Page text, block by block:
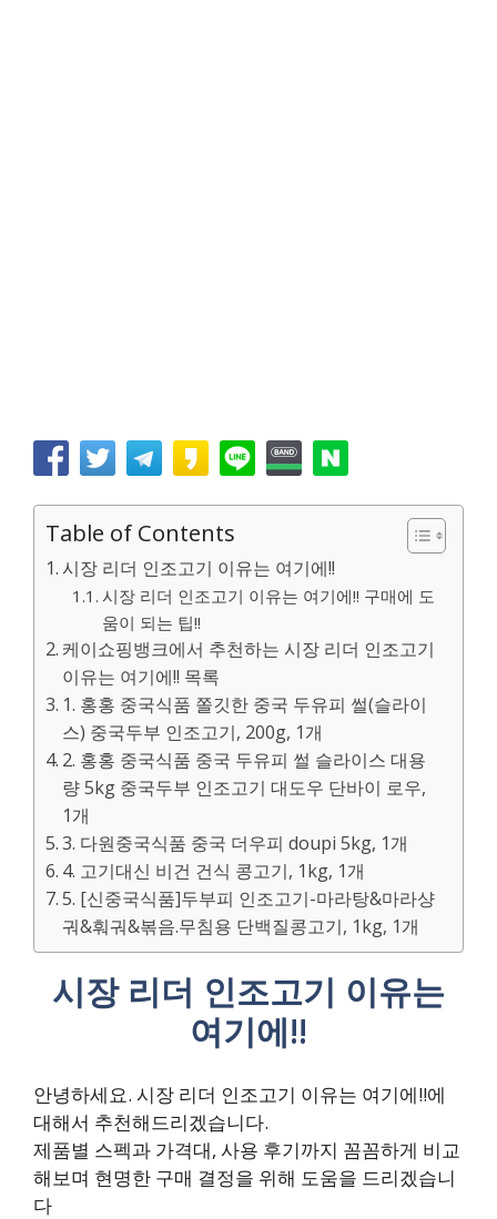
Table of Contents
시장 리더 인조고기 이유는 여기에!!
시장 리더 인조고기 이유는 여기에!! 구매에 도
움이 되는 팁!!
케이쇼핑뱅크에서 추천하는 시장 리더 인조고기
이유는 여기에!! 목록
1. 홍홍 중국식품 쫄깃한 중국 두유피 썰(슬라이
스) 중국두부 인조고기, 200g, 1개
2. 홍홍 중국식품 중국 두유피 썰 슬라이스 대용
량 5kg 중국두부 인조고기 대도우 단바이 로우,
1개
3. 다원중국식품 중국 더우피 doupi 5kg, 1개
4. 고기대신 비건 건식 콩고기, 1kg, 1개
5. [신중국식품]두부피 인조고기-마라탕&마라샹
궈&훠궈&볶음.무침용 단백질콩고기, 1kg, 1개
시장 리더 인조고기 이유는
여기에!!
안녕하세요. 시장 리더 인조고기 이유는 여기에!!에
대해서 추천해드리겠습니다.
제품별 스펙과 가격대, 사용 후기까지 꼼꼼하게 비교
해보며 현명한 구매 결정을 위해 도움을 드리겠습니
다